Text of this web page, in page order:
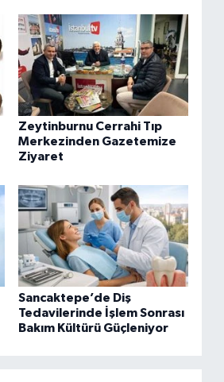
Zeytinburnu Cerrahi Tıp
Merkezinden Gazetemize
Ziyaret
Sancaktepe’de Diş
Tedavilerinde İşlem Sonrası
Bakım Kültürü Güçleniyor